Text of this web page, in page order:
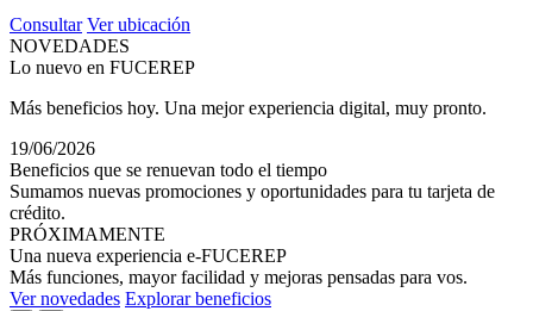
Consultar Ver ubicación
NOVEDADES
Lo nuevo en FUCEREP
Más beneficios hoy. Una mejor experiencia digital, muy pronto.
19/06/2026
Beneficios que se renuevan todo el tiempo
Sumamos nuevas promociones y oportunidades para tu tarjeta de
crédito.
PRÓXIMAMENTE
Una nueva experiencia e-FUCEREP
Más funciones, mayor facilidad y mejoras pensadas para vos.
Ver novedades Explorar beneficios